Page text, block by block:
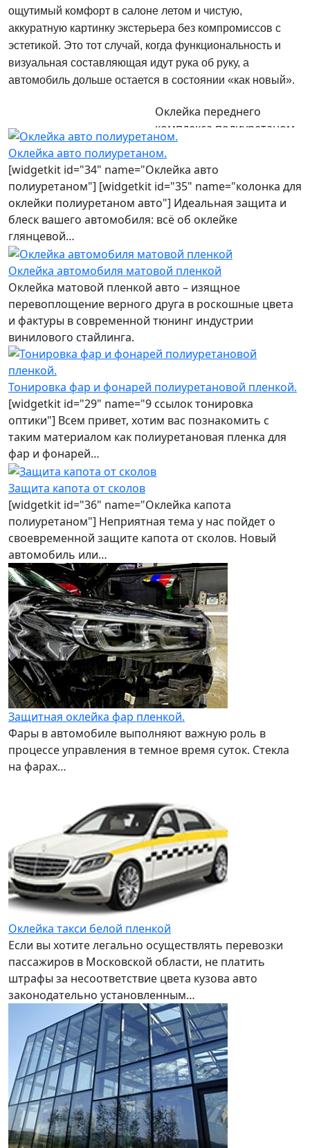
ощутимый комфорт в салоне летом и чистую,
аккуратную картинку экстерьера без компромиссов с
эстетикой. Это тот случай, когда функциональность и
визуальная составляющая идут рука об руку, а
автомобиль дольше остается в состоянии «как новый».
Оклейка переднего
комплекса полиуретаном
на BMW X3
Оклейка авто полиуретаном.
[widgetkit id="34" name="Оклейка авто
полиуретаном"] [widgetkit id="35" name="колонка для
оклейки полиуретаном авто"] Идеальная защита и
блеск вашего автомобиля: всё об оклейке
глянцевой…
Оклейка автомобиля матовой пленкой
Оклейка матовой пленкой авто – изящное
перевоплощение верного друга в роскошные цвета
и фактуры в современной тюнинг индустрии
винилового стайлинга.
Тонировка фар и фонарей полиуретановой пленкой.
[widgetkit id="29" name="9 ссылок тонировка
оптики"] Всем привет, хотим вас познакомить с
таким материалом как полиуретановая пленка для
фар и фонарей…
Защита капота от сколов
[widgetkit id="36" name="Оклейка капота
полиуретаном"] Неприятная тема у нас пойдет о
своевременной защите капота от сколов. Новый
автомобиль или…
Защитная оклейка фар пленкой.
Фары в автомобиле выполняют важную роль в
процессе управления в темное время суток. Стекла
на фарах…
Оклейка такси белой пленкой
Если вы хотите легально осуществлять перевозки
пассажиров в Московской области, не платить
штрафы за несоответствие цвета кузова авто
законодательно установленным…